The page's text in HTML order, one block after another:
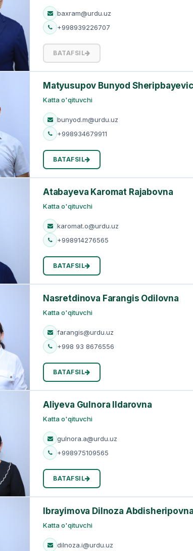
baxram@urdu.uz
+998939226707
BATAFSIL
Matyusupov Bunyod
Katta o'qituvchi
bunyod.m@urdu.uz
+998934679911
BATAFSIL
Atabayeva Karomat Rajabovna
Katta o'qituvchi
karomat.o@urdu.uz
+998914276565
BATAFSIL
Nasretdinova Farangis Odilovna
Katta o'qituvchi
farangis@urdu.uz
+998 93 8676556
BATAFSIL
Aliyeva Gulnora Ildarovna
Katta o'qituvchi
gulnora.a@urdu.uz
+998975109565
BATAFSIL
Ibrayimova Dilnoza
Katta o'qituvchi
dilnoza.i@urdu.uz